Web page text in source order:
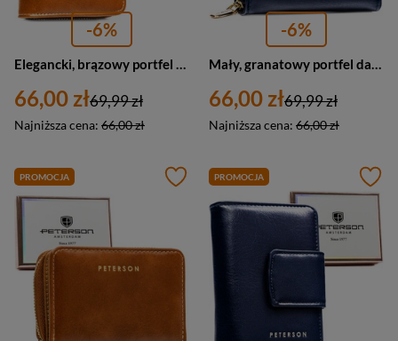
-6%
66,00 zł
Najniższa cena: 66,00 zł
69,99 zł
-6%
66,00 zł
Najniższa cena: 66,00 zł
69,99 zł
PROMOCJA PROMOCJA